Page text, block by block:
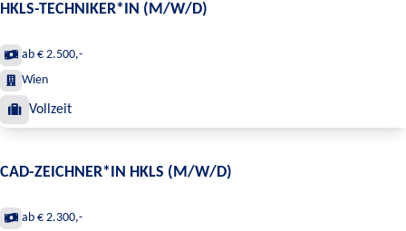
HKLS-TECHNIKER*IN (M/W/D)
ab € 2.500,-
Wien
Vollzeit
CAD-ZEICHNER*IN HKLS (M/W/D)
ab € 2.300,-